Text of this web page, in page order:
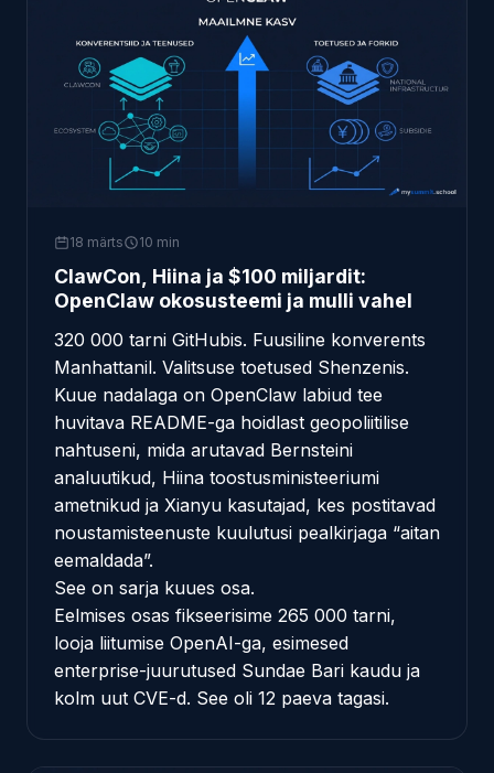
18 märts 10 min
ClawCon, Hiina ja $100 miljardit:
OpenClaw okosusteemi ja mulli vahel
320 000 tarni GitHubis. Fuusiline konverents
Manhattanil. Valitsuse toetused Shenzenis.
Kuue nadalaga on OpenClaw labiud tee
huvitava README-ga hoidlast geopoliitilise
nahtuseni, mida arutavad Bernsteini
analuutikud, Hiina toostusministeeriumi
ametnikud ja Xianyu kasutajad, kes postitavad
noustamisteenuste kuulutusi pealkirjaga “aitan
eemaldada”.
See on sarja kuues osa.
Eelmises osas fikseerisime 265 000 tarni,
looja liitumise OpenAI-ga, esimesed
enterprise-juurutused Sundae Bari kaudu ja
kolm uut CVE-d. See oli 12 paeva tagasi.